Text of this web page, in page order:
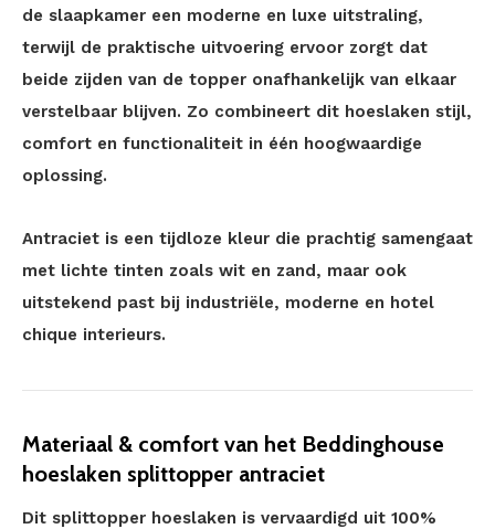
de slaapkamer een moderne en luxe uitstraling,
terwijl de praktische uitvoering ervoor zorgt dat
beide zijden van de topper onafhankelijk van elkaar
verstelbaar blijven. Zo combineert dit hoeslaken stijl,
comfort en functionaliteit in één hoogwaardige
oplossing.
Antraciet is een tijdloze kleur die prachtig samengaat
met lichte tinten zoals wit en zand, maar ook
uitstekend past bij industriële, moderne en hotel
chique interieurs.
Materiaal & comfort van het Beddinghouse
hoeslaken splittopper antraciet
Dit splittopper hoeslaken is vervaardigd uit 100%